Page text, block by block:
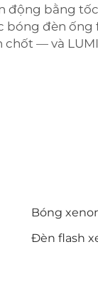
động bằng
đèn ống
chốt — và
Bóng
Đèn flash